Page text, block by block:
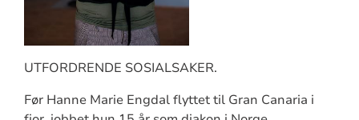
UTFORDRENDE SOSIALSAKER.
Før Hanne Marie Engdal flyttet til Gran Canaria i